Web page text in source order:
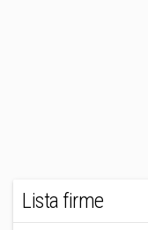
Lista firme